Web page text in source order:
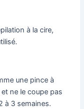
à la cire,
une pince à
ne le coupe pas
à 3 semaines.